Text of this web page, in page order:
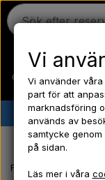
✔︎ Danskt
Framsida Ford
Vi
Vi använder
part för att
marknadsföring
används av
samtycke
på sidan.
Läs mer i våra